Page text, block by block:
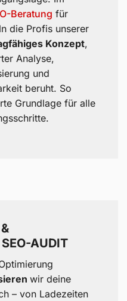
Beratung für
die Profis unserer
Konzept,
Analyse,
und
beruht. So
Grundlage für alle
AUDIT
wir deine
– von Ladezeiten